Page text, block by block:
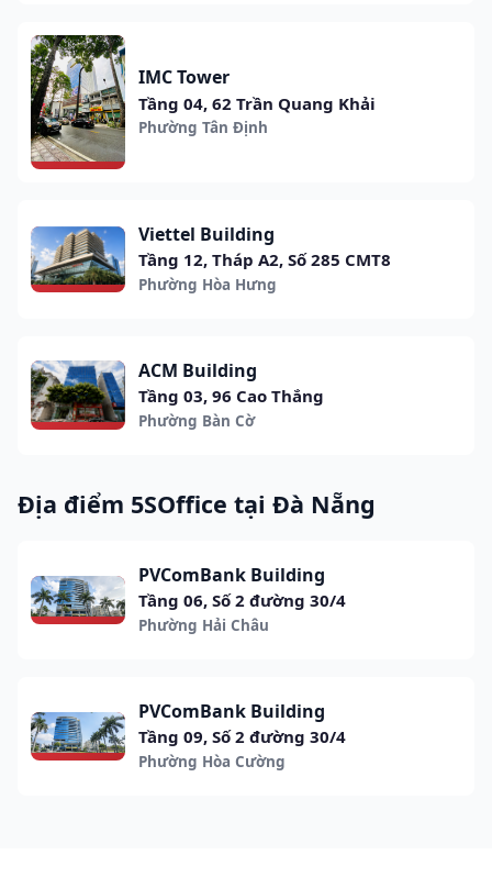
IMC Tower
Tầng 04, 62 Trần Quang Khải
Phường Tân Định
Viettel Building
Tầng 12, Tháp A2, Số 285 CMT8
Phường Hòa Hưng
ACM Building
Tầng 03, 96 Cao Thắng
Phường Bàn Cờ
Địa điểm 5SOffice tại Đà Nẵng
PVComBank Building
Tầng 06, Số 2 đường 30/4
Phường Hải Châu
PVComBank Building
Tầng 09, Số 2 đường 30/4
Phường Hòa Cường